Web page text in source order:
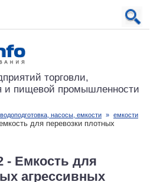
торговли,
и пищевой промышленности
насосы, емкости » емкости
для перевозки плотных
- Емкость для
агрессивных